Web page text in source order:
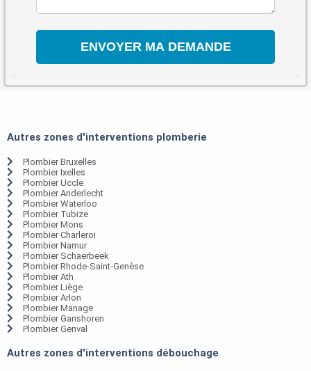
Autres zones d'interventions plomberie
Plombier Bruxelles
Plombier Ixelles
Plombier Uccle
Plombier Anderlecht
Plombier Waterloo
Plombier Tubize
Plombier Mons
Plombier Charleroi
Plombier Namur
Plombier Schaerbeek
Plombier Rhode-Saint-Genèse
Plombier Ath
Plombier Liège
Plombier Arlon
Plombier Manage
Plombier Ganshoren
Plombier Genval
Autres zones d'interventions débouchage